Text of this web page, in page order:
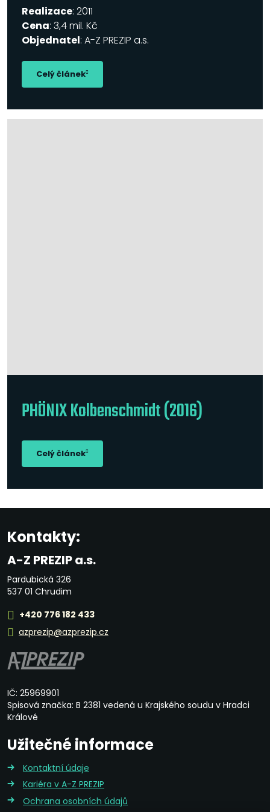
Realizace: 2011
Cena: 3,4 mil. Kč
Objednatel: A-Z PREZIP a.s.
Celý článek
PHÖNIX Kolbenschmidt (2016)
Celý článek
Kontakty:
A-Z PREZIP a.s.
Pardubická 326
537 01 Chrudim
+420 776 182 433
azprezip@azprezip.cz
IČ: 25969901
Spisová značka: B 2381 vedená u Krajského soudu v Hradci
Králové
Užitečné informace
Kontaktní údaje
Kariéra v A-Z PREZIP
Ochrana osobních údajů